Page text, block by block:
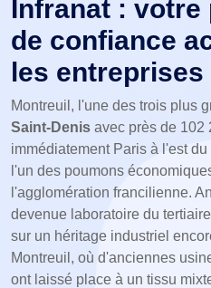
Infranat : votre
de confiance
les
Montreuil, l'une des trois plus
Saint-Denis avec près de 102
immédiatement Paris à l'est
l'un des poumons
l'agglomération francilienne.
devenue laboratoire du
sur un héritage industriel
Montreuil, où d'anciennes
ont laissé place à un tissu